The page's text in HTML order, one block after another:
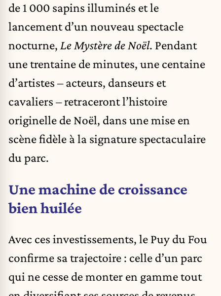
de 1 000 sapins illuminés et le
lancement d’un nouveau spectacle
nocturne, Le Mystère de Noël. Pendant
une trentaine de minutes, une centaine
d’artistes – acteurs, danseurs et
cavaliers – retraceront l’histoire
originelle de Noël, dans une mise en
scène fidèle à la signature spectaculaire
du parc.
Une machine de croissance
bien huilée
Avec ces investissements, le Puy du Fou
confirme sa trajectoire : celle d’un parc
qui ne cesse de monter en gamme tout